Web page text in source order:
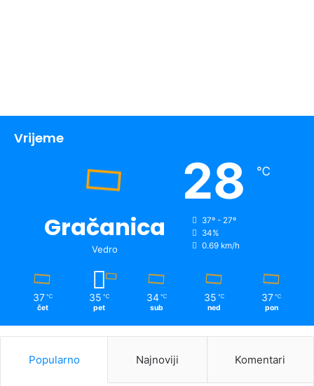
Vrijeme
Gračanica
Vedro
28 ℃
37º - 27º
34%
0.69 km/h
37 ℃
čet
35 ℃
pet
34 ℃
sub
35 ℃
ned
37 ℃
pon
Popularno Najnoviji Komentari